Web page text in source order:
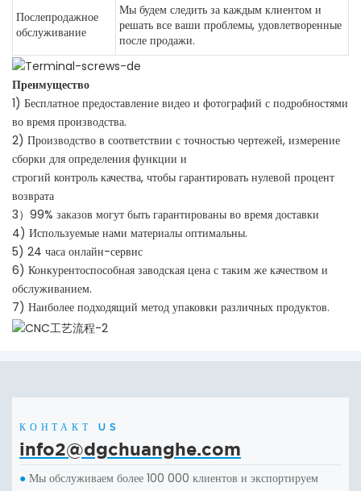
Послепродажное
обслуживание
Мы будем следить за каждым клиентом и
решать все ваши проблемы, удовлетворенные
после продажи.
Преимущество
1) Бесплатное предоставление видео и фотографий с подробностями
во время производства.
2) Производство в соответствии с точностью чертежей, измерение
сборки для определения функции и
строгий контроль качества, чтобы гарантировать нулевой процент
возврата
3）99% заказов могут быть гарантированы во время доставки
4) Используемые нами материалы оптимальны.
5) 24 часа онлайн-сервис
6) Конкурентоспособная заводская цена с таким же качеством и
обслуживанием.
7) Наиболее подходящий метод упаковки различных продуктов.
КОНТАКТ US
info2@dgchuanghe.com
● Мы обслуживаем более 100 000 клиентов и экспортируем